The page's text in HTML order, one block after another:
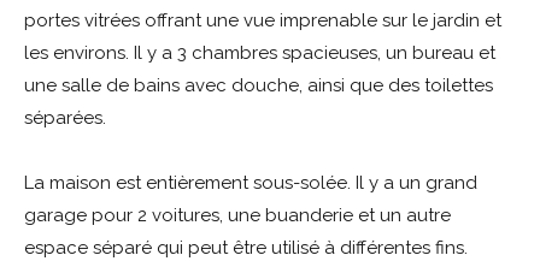
portes vitrées offrant une vue imprenable sur le jardin et
les environs. Il y a 3 chambres spacieuses, un bureau et
une salle de bains avec douche, ainsi que des toilettes
séparées.
La maison est entièrement sous-solée. Il y a un grand
garage pour 2 voitures, une buanderie et un autre
espace séparé qui peut être utilisé à différentes fins.